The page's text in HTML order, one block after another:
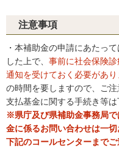
注意事項
・本補助金の申請にあたっ
した上で、 事前に社会保険
通知を受けておく必要があり
の時間を要しますので、ご
支払基金に関する手続き等は
※県庁及び県補助金事務局
金に係るお問い合わせは一
下記のコールセンターまでご